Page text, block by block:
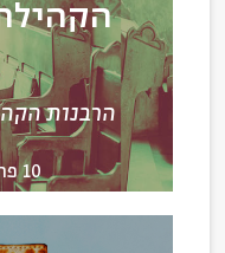
הרבנות
10 פרקים